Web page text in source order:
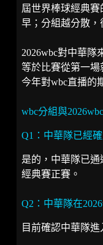
屆世界棒球經典
早；分組越分散，
2026wbc對中華隊
等於比賽從第一
今年對wbc直播的
wbc分組與
Q1：中華隊已經
是的，中華隊已通
經典賽正賽。
Q2：中華隊在
目前確認中華隊